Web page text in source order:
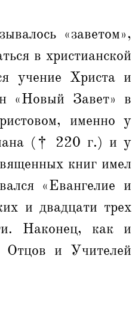
«заветом»,
в христианской
учение Христа и
«Новый Завет» в
именно у
(† 220 г.) и у
книг имел
«Евангелие и
и двадцати трех
Наконец, как и
Отцов и Учителей